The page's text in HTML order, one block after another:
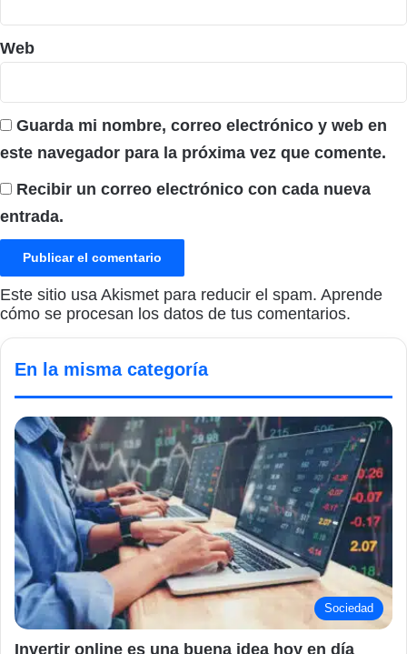
Web
Guarda mi nombre, correo electrónico y web en
este navegador para la próxima vez que comente.
Recibir un correo electrónico con cada nueva
entrada.
Este sitio usa Akismet para reducir el spam. Aprende
cómo se procesan los datos de tus comentarios.
En la misma categoría
Sociedad
Invertir online es una buena idea hoy en día